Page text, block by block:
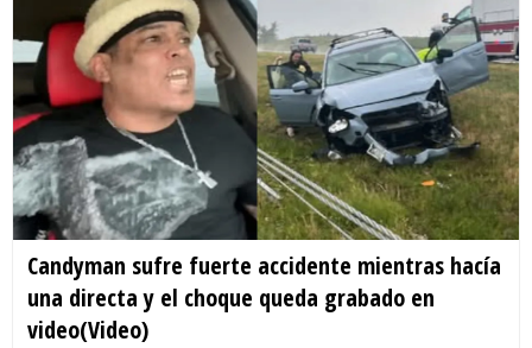
Candyman sufre fuerte accidente mientras hacía
una directa y el choque queda grabado en
video(Video)